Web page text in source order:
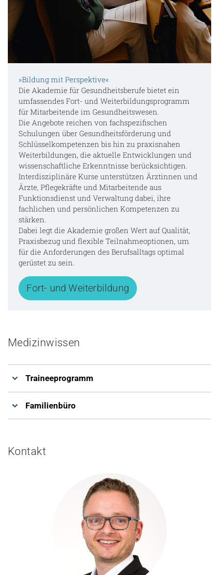
»Bildung mit Perspektive«
Die Akademie für Gesundheitsberufe bietet ein
umfassendes Fort- und Weiterbildungsprogramm
für Mitarbeitende im Gesundheitswesen.
Die Angebote reichen von fachspezifischen
Schulungen über Gesundheitsförderung und
Schlüsselkompetenzen bis hin zu praxisnahen
Weiterbildungen, die aktuelle Entwicklungen und
wissenschaftliche Erkenntnisse berücksichtigen.
Interdisziplinäre Kurse unterstützen Ärztinnen und
Ärzte, Pflegekräfte und Mitarbeitende aus
Funktionsdienst und Verwaltung dabei, ihre
fachlichen und persönlichen Kompetenzen zu
stärken.
Dabei legt die Akademie großen Wert auf Qualität,
Praxisbezug und flexible Teilnahmeoptionen, um
für die Anforderungen des Berufsalltags optimal
gerüstet zu sein.
Fort- und Weiterbildung
Medizinwissen
Traineeprogramm
Familienbüro
Kontakt